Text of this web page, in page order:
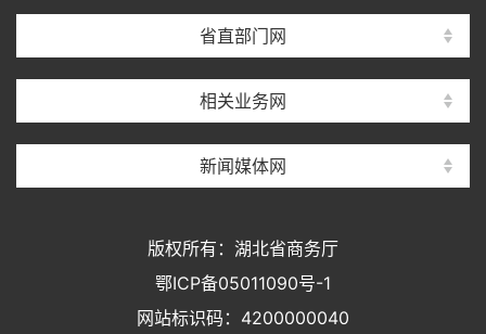
省直部门网
相关业务网
新闻媒体网
版权所有：湖北省商务厅
鄂ICP备05011090号-1
网站标识码：4200000040